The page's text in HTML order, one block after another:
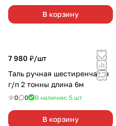
В корзину
7 980 ₽/шт
Таль ручная шестиренчатая
г/п 2 тонны длина 6м
0 0 В наличии: 5 шт
В корзину